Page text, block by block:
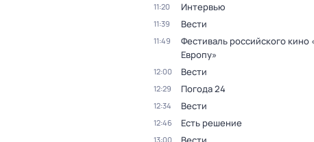
11:20 Интервью
11:39 Вести
11:49
Фестиваль российского кино
Европу»
12:00 Вести
12:29 Погода 24
12:34 Вести
12:46 Есть решение
13:00